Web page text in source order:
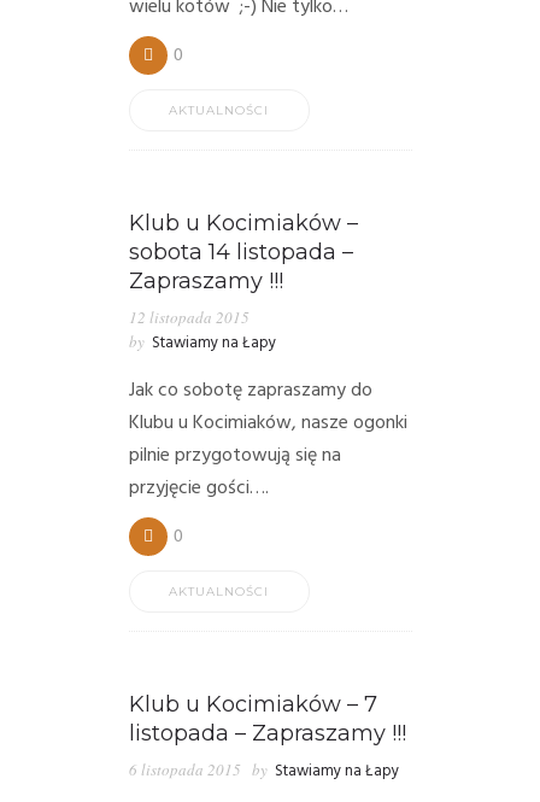
wielu kotów ;-) Nie tylko…
0
AKTUALNOŚCI
Klub u Kocimiaków –
sobota 14 listopada –
Zapraszamy !!!
12 listopada 2015
by Stawiamy na Łapy
Jak co sobotę zapraszamy do
Klubu u Kocimiaków, nasze ogonki
pilnie przygotowują się na
przyjęcie gości….
0
AKTUALNOŚCI
Klub u Kocimiaków – 7
listopada – Zapraszamy !!!
6 listopada 2015 by Stawiamy na Łapy